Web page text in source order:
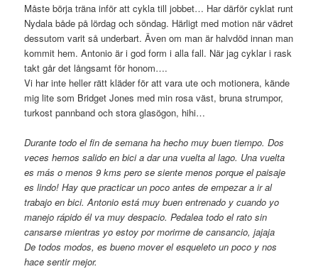
Måste börja träna inför att cykla till jobbet… Har därför cyklat runt
Nydala både på lördag och söndag. Härligt med motion när vädret
dessutom varit så underbart. Även om man är halvdöd innan man
kommit hem. Antonio är i god form i alla fall. När jag cyklar i rask
takt går det långsamt för honom….
Vi har inte heller rätt kläder för att vara ute och motionera, kände
mig lite som Bridget Jones med min rosa väst, bruna strumpor,
turkost pannband och stora glasögon, hihi…
Durante todo el fin de semana ha hecho muy buen tiempo. Dos
veces hemos salido en bici a dar una vuelta al lago. Una vuelta
es más o menos 9 kms pero se siente menos porque el paisaje
es lindo! Hay que practicar un poco antes de empezar a ir al
trabajo en bici. Antonio está muy buen entrenado y cuando yo
manejo rápido él va muy despacio. Pedalea todo el rato sin
cansarse mientras yo estoy por morirme de cansancio, jajaja
De todos modos, es bueno mover el esqueleto un poco y nos
hace sentir mejor.